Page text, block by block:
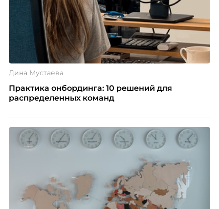
Дина Мустаева
Практика онбординга: 10 решений для
распределенных команд